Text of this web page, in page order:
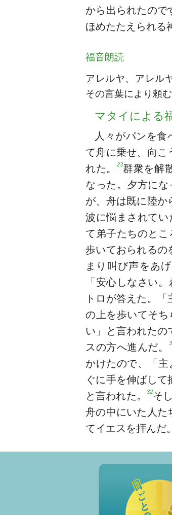
から出られたので
ほめたたえられる
福音朗読
アレルヤ、アレル
その言葉により頼
マタイによる
人々がパンを食
て舟に乗せ、向こ
れた。
23群衆を解
なった。夕方に
が、舟は既に陸か
波に悩まされてい
て弟子たちのとこ
歩いておられるの
まり叫び声をあ
「安心しなさい
トロが答えた。
の上を歩いてそ
い」と言われたの
スの方へ進んだ。
かけたので、「
ぐに手を伸ばして
と言われた。
32そ
舟の中にいた人た
てイエスを拝んだ。